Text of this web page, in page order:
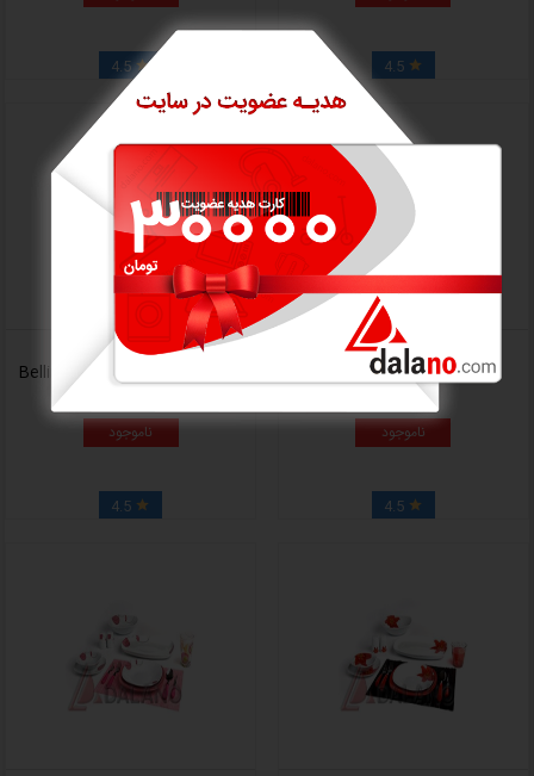

4.5

4.5
سرویس چینی دسینی مدل Life
ناموجود

4.5
سرویس چینی دسینی مدل Bellina
ناموجود
